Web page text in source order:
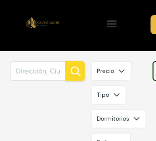
Precio
Tipo
Dormitorios